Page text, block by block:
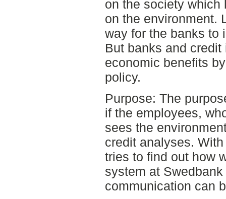
on the society which
on the environment.
way for the banks to
But banks and
economic benefits
policy.
Purpose: The
if the employees,
sees the
credit analyses.
tries to find out how
system at
communication can